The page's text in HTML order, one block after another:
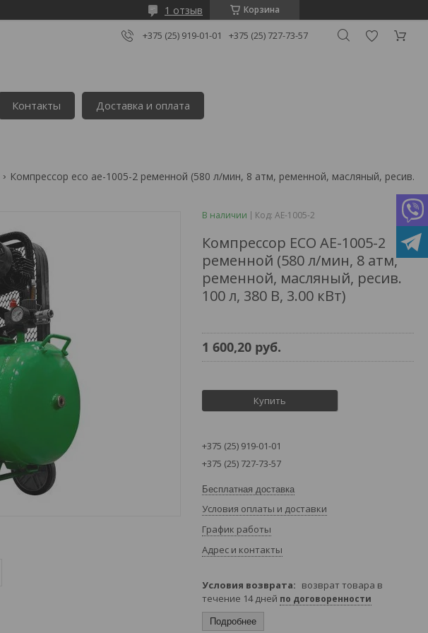
Корзина
1 отзыв
+375 (25) 919-01-01 +375 (25) 727-73-57
Контакты Доставка и оплата
В наличии Код: AE-1005-2
Компрессор ECO AE-1005-2
ременной (580 л/мин, 8 атм,
ременной, масляный, ресив.
100 л, 380 В, 3.00 кВт)
1 600,20 руб.
Купить
+375 (25) 919-01-01
+375 (25) 727-73-57
Бесплатная доставка
Условия оплаты и доставки
График работы
Адрес и контакты
возврат товара в
течение 14 дней по договоренности
Подробнее